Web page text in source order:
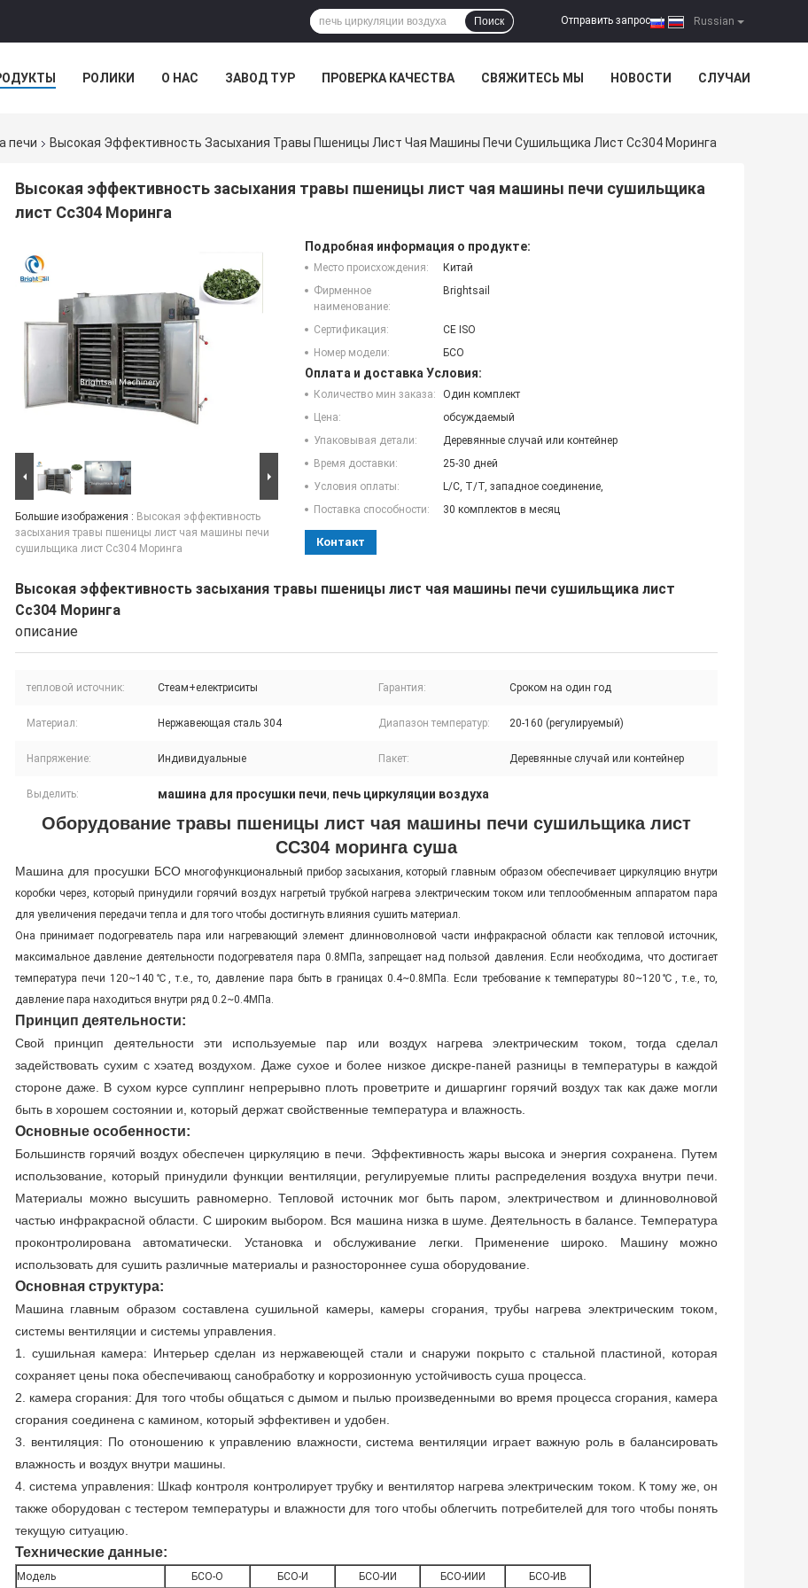
Russian
Отправить запрос |
Поиск
РОЛИКИ О НАС ЗАВОД ТУР ПРОВЕРКА КАЧЕСТВА СВЯЖИТЕСЬ МЫ НОВОСТИ СЛУЧАИ
печи Высокая Эффективность Засыхания Травы Пшеницы Лист Чая Машины Печи Сушильщика Лист Сс304 Моринга
Высокая эффективность засыхания травы пшеницы лист чая машины печи сушильщика
лист Сс304 Моринга
Большие изображения : Высокая эффективность
засыхания травы пшеницы лист чая машины печи
сушильщика лист Сс304 Моринга
Подробная информация о продукте:
Место происхождения:
Китай
Фирменное
наименование:
Brightsail
Сертификация:
CE ISO
Номер модели:
БСО
Оплата и доставка Условия:
Количество мин заказа:
Один комплект
Цена:
обсуждаемый
Упаковывая детали:
Деревянные случай или контейнер
Время доставки:
25-30 дней
Условия оплаты:
L/C, T/T, западное соединение,
Поставка способности:
30 комплектов в месяц
Контакт
Высокая эффективность засыхания травы пшеницы лист чая машины печи сушильщика лист
Сс304 Моринга
описание
тепловой источник: Стеам+електриситы Гарантия: Сроком на один год
Материал: Нержавеющая сталь 304 Диапазон температур: 20-160 (регулируемый)
Напряжение: Индивидуальные Пакет: Деревянные случай или контейнер
Выделить: машина для просушки печи, печь циркуляции воздуха
Оборудование травы пшеницы лист чая машины печи сушильщика лист
СС304 моринга суша
Машина для просушки БСОмногофункциональный прибор засыхания, который главным образом обеспечивает циркуляцию внутри
коробки через, который принудили горячий воздух нагретый трубкой нагрева электрическим током или теплообменным аппаратом пара
для увеличения передачи тепла и для того чтобы достигнуть влияния сушить материал.
Она принимает подогреватель пара или нагревающий элемент длинноволновой части инфракрасной области как тепловой источник,
максимальное давление деятельности подогревателя пара 0.8МПа, запрещает над пользой давления. Если необходима, что достигает
температура печи 120~140℃, т.е., то, давление пара быть в границах 0.4~0.8МПа. Если требование к температуры 80~120℃, т.е., то,
давление пара находиться внутри ряд 0.2~0.4МПа.
Принцип деятельности:
Свой принцип деятельности эти используемые пар или воздух нагрева электрическим током, тогда сделал
задействовать сухим с хэатед воздухом. Даже сухое и более низкое дискре-паней разницы в температуры в каждой
стороне даже. В сухом курсе супплинг непрерывно плоть проветрите и дишаргинг горячий воздух так как даже могли
быть в хорошем состоянии и, который держат свойственные температура и влажность.
Основные особенности:
Большинств горячий воздух обеспечен циркуляцию в печи. Эффективность жары высока и энергия сохранена. Путем
использование, который принудили функции вентиляции, регулируемые плиты распределения воздуха внутри печи.
Материалы можно высушить равномерно. Тепловой источник мог быть паром, электричеством и длинноволновой
частью инфракрасной области. С широким выбором. Вся машина низка в шуме. Деятельность в балансе. Температура
проконтролирована автоматически. Установка и обслуживание легки. Применение широко. Машину можно
использовать для сушить различные материалы и разностороннее суша оборудование.
Основная структура:
Машина главным образом составлена сушильной камеры, камеры сгорания, трубы нагрева электрическим током,
системы вентиляции и системы управления.
1. сушильная камера: Интерьер сделан из нержавеющей стали и снаружи покрыто с стальной пластиной, которая
сохраняет цены пока обеспечивающ санобработку и коррозионную устойчивость суша процесса.
2. камера сгорания: Для того чтобы общаться с дымом и пылью произведенными во время процесса сгорания, камера
сгорания соединена с камином, который эффективен и удобен.
3. вентиляция: По отоношению к управлению влажности, система вентиляции играет важную роль в балансировать
влажность и воздух внутри машины.
4. система управления: Шкаф контроля контролирует трубку и вентилятор нагрева электрическим током. К тому же, он
также оборудован с тестером температуры и влажности для того чтобы облегчить потребителей для того чтобы понять
текущую ситуацию.
Технические данные:
Модель БСО-О БСО-И БСО-ИИ БСО-ИИИ
БСО-ИВ